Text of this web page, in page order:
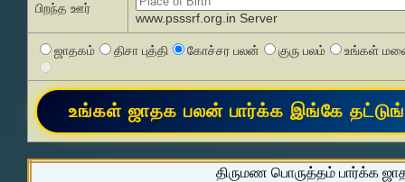
பிறந்த ஊர்
www.psssrf.org.in Server
ஜாதகம் திசா புத்தி கோச்சர பலன் குரு பலம் உங்கள்
திருமண பொருத்தம் பார்க்க